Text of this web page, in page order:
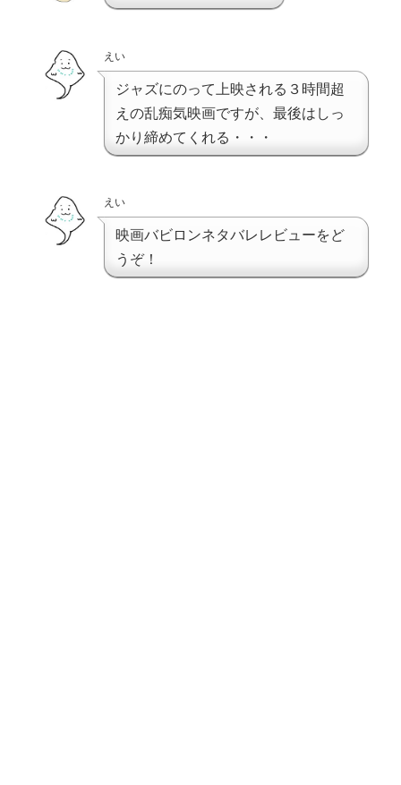
えい
ジャズにのって上映される３時間超
えの乱痴気映画ですが、最後はしっ
かり締めてくれる・・・
えい
映画バビロンネタバレレビューをど
うぞ！